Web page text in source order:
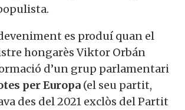
es produí quan el
hongarès Viktor Orbán
d’un grup parlamentari
per Europa (el seu partit,
des del 2021 exclòs del Partit